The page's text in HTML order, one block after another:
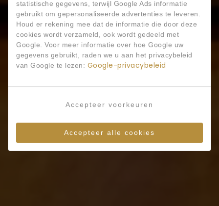
statistische gegevens, terwijl Google Ads informatie
gebruikt om gepersonaliseerde advertenties te leveren.
Houd er rekening mee dat de informatie die door deze
cookies wordt verzameld, ook wordt gedeeld met
Google. Voor meer informatie over hoe Google uw
gegevens gebruikt, raden we u aan het privacybeleid
van Google te lezen: Google-privacybeleid
Accepteer voorkeuren
Accepteer alle cookies